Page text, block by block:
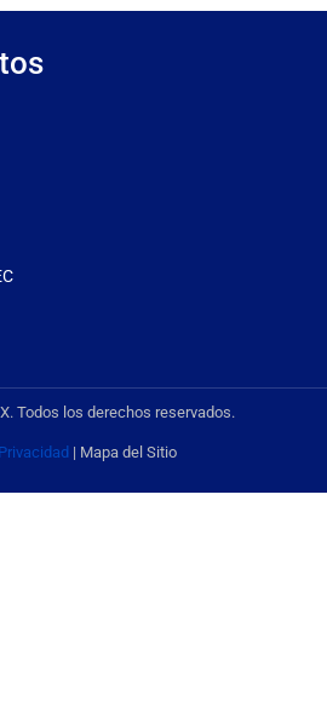
Todos los derechos reservados.
| Mapa del Sitio